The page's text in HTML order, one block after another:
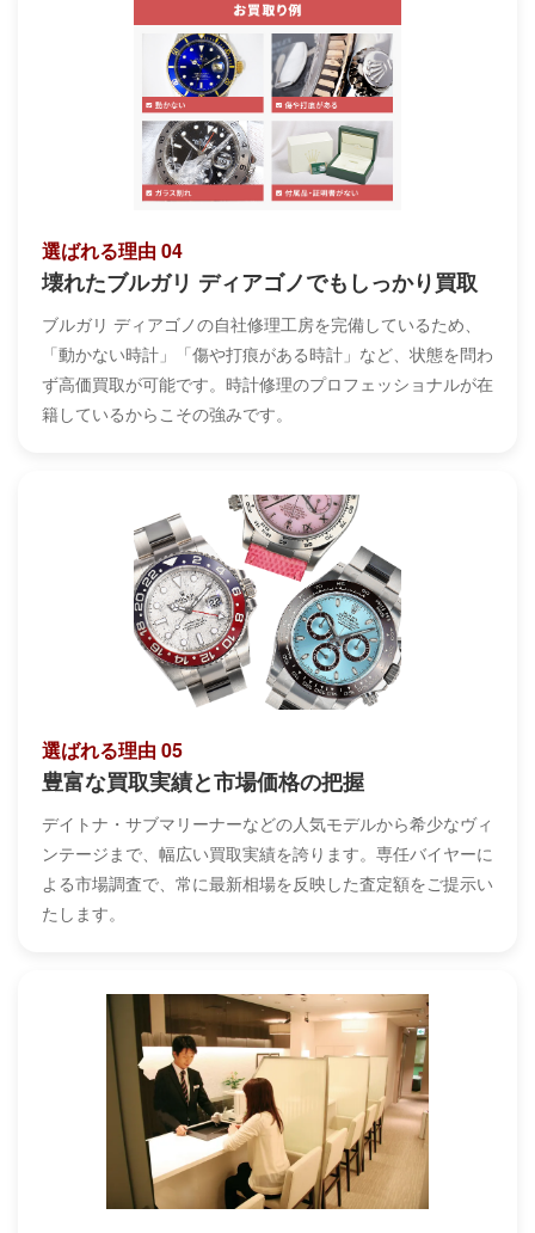
選ばれる理由 04
壊れたブルガリ ディアゴノでもしっかり買取
ブルガリ ディアゴノの自社修理工房を完備しているため、
「動かない時計」「傷や打痕がある時計」など、状態を問わ
ず高価買取が可能です。時計修理のプロフェッショナルが在
籍しているからこその強みです。
選ばれる理由 05
豊富な買取実績と市場価格の把握
デイトナ・サブマリーナーなどの人気モデルから希少なヴィ
ンテージまで、幅広い買取実績を誇ります。専任バイヤーに
よる市場調査で、常に最新相場を反映した査定額をご提示い
たします。